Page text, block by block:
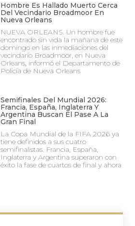
Hombre Es Hallado Muerto Cerca
Del Vecindario Broadmoor En
Nueva Orleans
NUEVA ORLEANS. Un hombre fue
encontrado sin vida la mañana de este
domingo en las inmediaciones del
vecindario Broadmoor, en Nueva
Orleans, informó el Departamento de
Policía de Nueva Orleans
Semifinales Del Mundial 2026:
Francia, España, Inglaterra Y
Argentina Buscan El Pase A La
Gran Final
La Copa Mundial de la FIFA 2026 ya
tiene definidos a sus cuatro
semifinalistas. Francia, España,
Inglaterra y Argentina superaron con
éxito la fase de cuartos de final y ahora